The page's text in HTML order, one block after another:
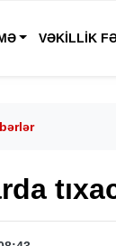
VƏKILLIK